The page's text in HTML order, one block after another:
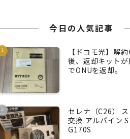
今日の人気記事
【ドコモ光】解
後、返却キットが
でONUを返却。
セレナ（C26）
交換 アルパイン
G170S